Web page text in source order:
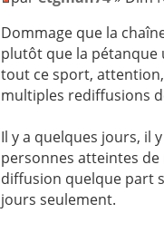
Dommage que la
plutôt que la pétanque
tout ce sport,
multiples rediffusions
Il y a quelques jours, il
personnes atteintes
diffusion quelque part
jours seulement.